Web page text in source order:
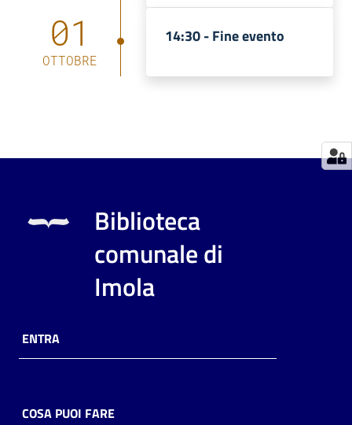
Catalogo
on line
bibliotecario
01
OTTOBRE
14:30 -Fine evento
Biblioteca
comunale di
Imola
ENTRA
COSA PUOI FARE